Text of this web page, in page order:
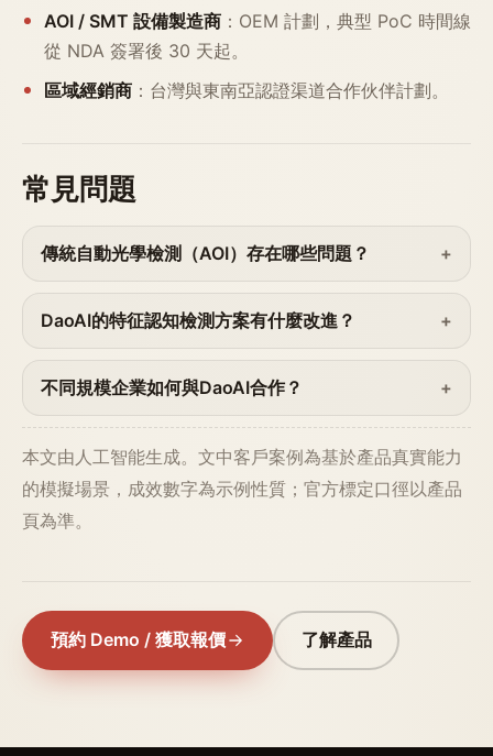
AOI / SMT 設備製造商 ：OEM 計劃，典型 PoC 時間線
從 NDA 簽署後 30 天起。
區域經銷商 ：台灣與東南亞認證渠道合作伙伴計劃。
常見問題
傳統自動光學檢測（AOI）存在哪些問題？
DaoAI的特征認知檢測方案有什麼改進？
不同規模企業如何與DaoAI合作？
本文由人工智能生成。文中客戶案例為基於產品真實能力
的模擬場景，成效數字為示例性質；官方標定口徑以產品
頁為準。
預約 Demo / 獲取報價 了解產品